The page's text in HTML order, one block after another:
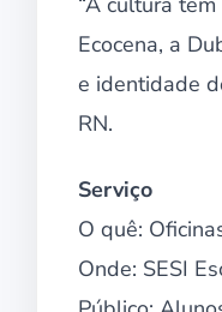
Ecocena, a
e identidade
RN.
Serviço
O quê:
Onde: SESI